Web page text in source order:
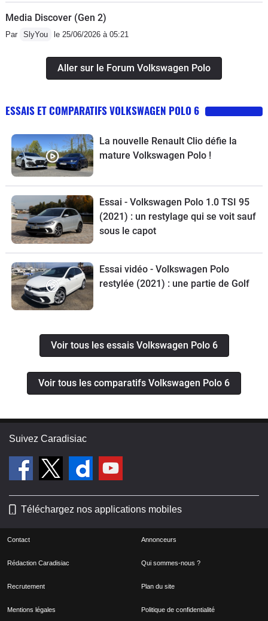
Media Discover (Gen 2)
Par SlyYou le 25/06/2026 à 05:21
Aller sur le Forum Volkswagen Polo
ESSAIS ET COMPARATIFS VOLKSWAGEN POLO 6
La nouvelle Renault Clio défie la
mature Volkswagen Polo !
Essai - Volkswagen Polo 1.0 TSI 95
(2021) : un restylage qui se voit sauf
sous le capot
Essai vidéo - Volkswagen Polo
restylée (2021) : une partie de Golf
Voir tous les essais Volkswagen Polo 6
Voir tous les comparatifs Volkswagen Polo 6
Suivez Caradisiac
Téléchargez nos applications mobiles
Contact Annonceurs
Rédaction Caradisiac Qui sommes-nous ?
Recrutement Plan du site
Mentions légales Politique de confidentialité